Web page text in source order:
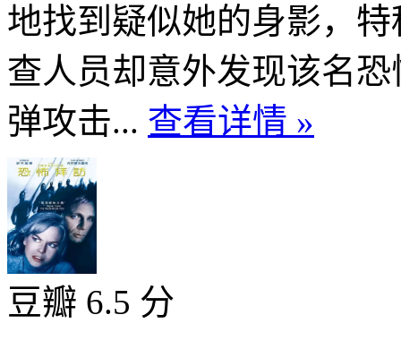
地找到疑似她的身影，
查人员却意外发现该名
弹攻击... 查看详情 »
豆瓣 6.5 分